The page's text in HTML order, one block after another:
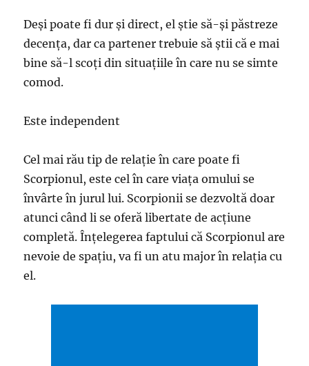
Deși poate fi dur și direct, el știe să-și păstreze
decența, dar ca partener trebuie să știi că e mai
bine să-l scoți din situațiile în care nu se simte
comod.
Este independent
Cel mai rău tip de relație în care poate fi
Scorpionul, este cel în care viața omului se
învârte în jurul lui. Scorpionii se dezvoltă doar
atunci când li se oferă libertate de acțiune
completă. Înțelegerea faptului că Scorpionul are
nevoie de spațiu, va fi un atu major în relația cu
el.